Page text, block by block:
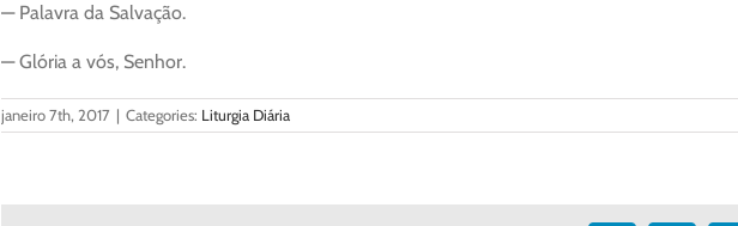
— Palavra da Salvação.
— Glória a vós, Senhor.
janeiro 7th, 2017 | Categories: Liturgia Diária